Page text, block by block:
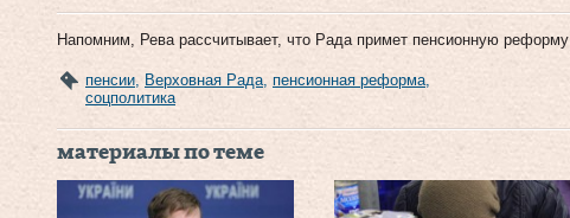
Напомним, Рева рассчитывает, что Рада примет пенсионную реформу
пенсии Верховная Рада пенсионная реформа
соцполитика
материалы по теме